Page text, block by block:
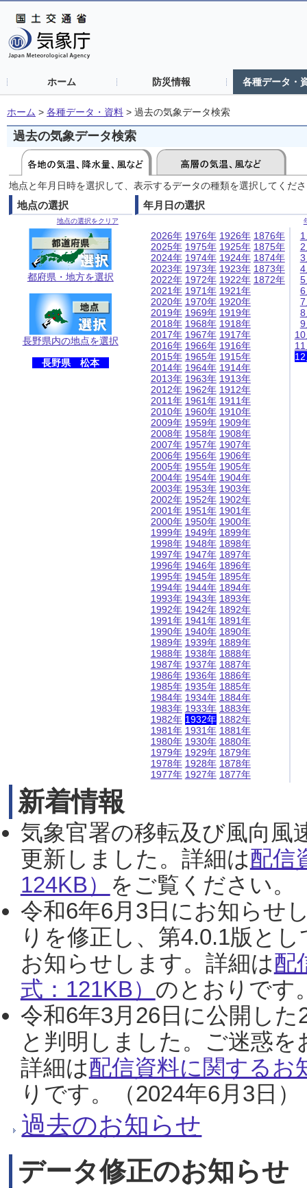
ホーム 防災情報 各種データ・
ホーム > 各種データ・資料 > 過去の気象データ検索
過去の気象データ検索
地点と年月日時を選択して、表示するデータの種類を選択してくだ
地点の選択
地点の選択をクリア
都府県・地方を選択
長野県内の地点を選択
長野県 松本
年月日の選択
2026年
2025年
2024年
2023年
2022年
2021年
2020年
2019年
2018年
2017年
2016年
2015年
2014年
2013年
2012年
2011年
2010年
2009年
2008年
2007年
2006年
2005年
2004年
2003年
2002年
2001年
2000年
1999年
1998年
1997年
1996年
1995年
1994年
1993年
1992年
1991年
1990年
1989年
1988年
1987年
1986年
1985年
1984年
1983年
1982年
1981年
1980年
1979年
1978年
1977年
1976年
1975年
1974年
1973年
1972年
1971年
1970年
1969年
1968年
1967年
1966年
1965年
1964年
1963年
1962年
1961年
1960年
1959年
1958年
1957年
1956年
1955年
1954年
1953年
1952年
1951年
1950年
1949年
1948年
1947年
1946年
1945年
1944年
1943年
1942年
1941年
1940年
1939年
1938年
1937年
1936年
1935年
1934年
1933年
1932年
1931年
1930年
1929年
1928年
1927年
1926年
1925年
1924年
1923年
1922年
1921年
1920年
1919年
1918年
1917年
1916年
1915年
1914年
1913年
1912年
1911年
1910年
1909年
1908年
1907年
1906年
1905年
1904年
1903年
1902年
1901年
1900年
1899年
1898年
1897年
1896年
1895年
1894年
1893年
1892年
1891年
1890年
1889年
1888年
1887年
1886年
1885年
1884年
1883年
1882年
1881年
1880年
1879年
1878年
1877年
1876年
1875年
1874年
1873年
1872年
新着情報
気象官署の移転及び風向風
更新しました。詳細は配信
124KB） をご覧ください。
令和6年6月3日にお知らせ
りを修正し、第4.0.1版と
お知らせします。詳細は配
式：121KB） のとおりです
令和6年3月26日に公開し
と判明しました。ご迷惑
詳細は配信資料に関するお
りです。（2024年6月3日）
過去のお知らせ
データ修正のお知らせ